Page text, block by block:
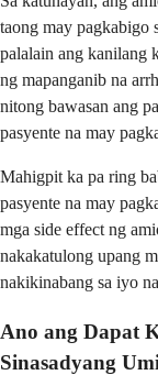
taong may pagkabigo
palalain ang kanilang
ng mapanganib na
nitong bawasan ang
pasyente na may
Mahigpit ka pa ring
pasyente na may
mga side effect ng
nakakatulong upang
nakikinabang sa iyo
Ano ang Dapat
Sinasadyang